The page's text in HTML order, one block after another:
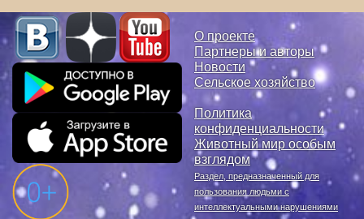
О проекте
Партнеры и авторы
Новости
Сельское хозяйство
Политика
конфиденциальности
Животный мир особым
взглядом
Раздел, предназначенный для
пользования людьми с
интеллектуальными нарушениями